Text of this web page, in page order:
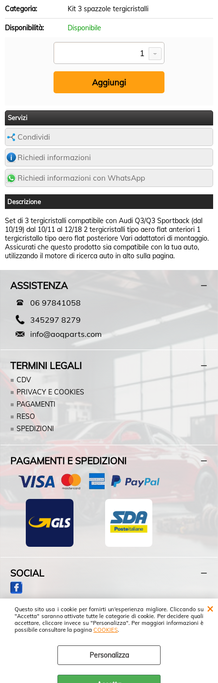
Questo sito usa i cookie per fornirti un'esperienza migliore. Cliccando su
"Accetta" saranno attivate tutte le categorie di cookie. Per decidere quali
accettare, cliccare invece su "Personalizza". Per maggiori informazioni è
possibile consultare la pagina COOKIES.
Personalizza
Categoria: Kit 3 spazzole tergicristalli
Disponibilità: Disponibile
Servizi
Condividi
Richiedi informazioni
Richiedi informazioni con WhatsApp
Descrizione
Set di 3 tergicristalli compatibile con Audi Q3/Q3 Sportback (dal
10/19) dal 10/11 al 12/18 2 tergicristalli tipo aero flat anteriori 1
tergicristallo tipo aero flat posteriore Vari adattatori di montaggio.
Assicurati che questo prodotto sia compatibile con la tua auto,
utilizzando il motore di ricerca auto in alto sulla pagina.
ASSISTENZA
06 97841058
345297 8279
info@aoqparts.com
TERMINI LEGALI
CDV
PRIVACY E COOKIES
PAGAMENTI
RESO
SPEDIZIONI
PAGAMENTI E SPEDIZIONI
SOCIAL
FRATELLI FAZI S.R.L. - Partita IVA: 01152640858